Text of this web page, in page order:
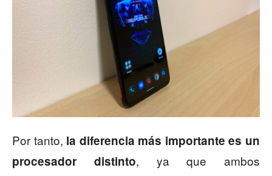
Por tanto, la diferencia más importante es un
procesador distinto, ya que ambos